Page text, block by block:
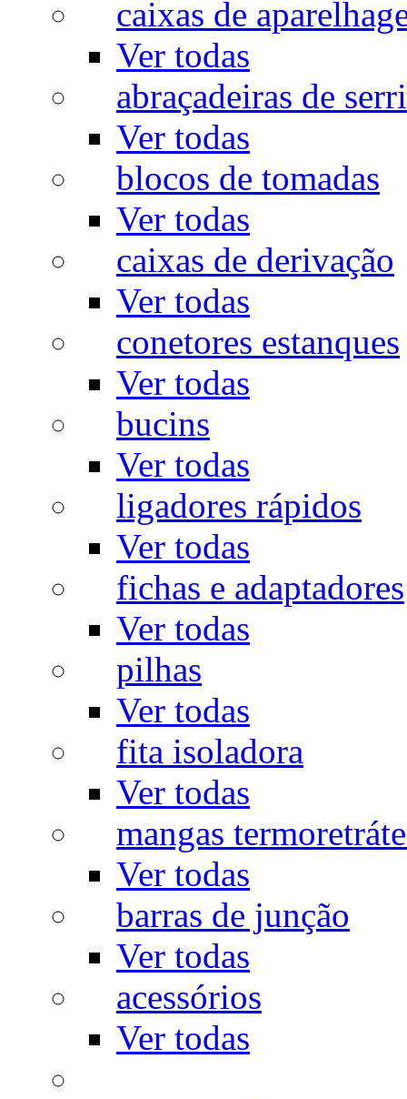
caixas de
Ver todas
abraçadeiras de
Ver todas
blocos de tomadas
Ver todas
caixas de derivação
Ver todas
conetores estanques
Ver todas
bucins
Ver todas
ligadores rápidos
Ver todas
fichas e adaptadores
Ver todas
pilhas
Ver todas
fita isoladora
Ver todas
mangas
Ver todas
barras de junção
Ver todas
acessórios
Ver todas